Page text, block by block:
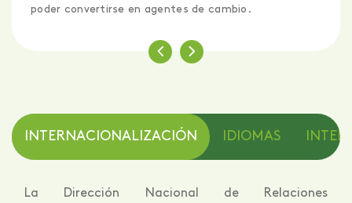
poder convertirse en agentes de cambio.
INTERNACIONALIZACIÓN IDIOMAS
La Dirección Nacional de Relaciones